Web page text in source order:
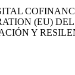
(EU)
Y